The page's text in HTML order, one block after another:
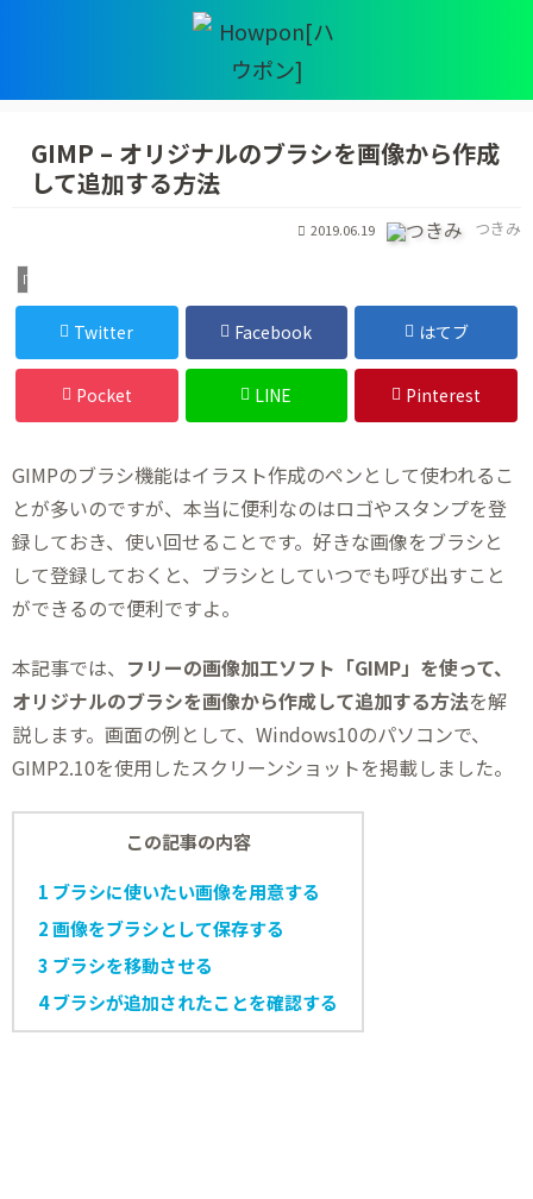
GIMP – オリジナルのブラシを画像から作成
して追加する方法
つきみ
2019.06.19
IT・デジタル
Twitter Facebook はてブ
Pocket LINE Pinterest
GIMPのブラシ機能はイラスト作成のペンとして使われるこ
とが多いのですが、本当に便利なのはロゴやスタンプを登
録しておき、使い回せることです。好きな画像をブラシと
して登録しておくと、ブラシとしていつでも呼び出すこと
ができるので便利ですよ。
本記事では、 フリーの画像加工ソフト「GIMP」を使って、
オリジナルのブラシを画像から作成して追加する方法を解
説します。画面の例として、Windows10のパソコンで、
GIMP2.10を使用したスクリーンショットを掲載しました。
この記事の内容
1 ブラシに使いたい画像を用意する
2画像をブラシとして保存する
3 ブラシを移動させる
4ブラシが追加されたことを確認する